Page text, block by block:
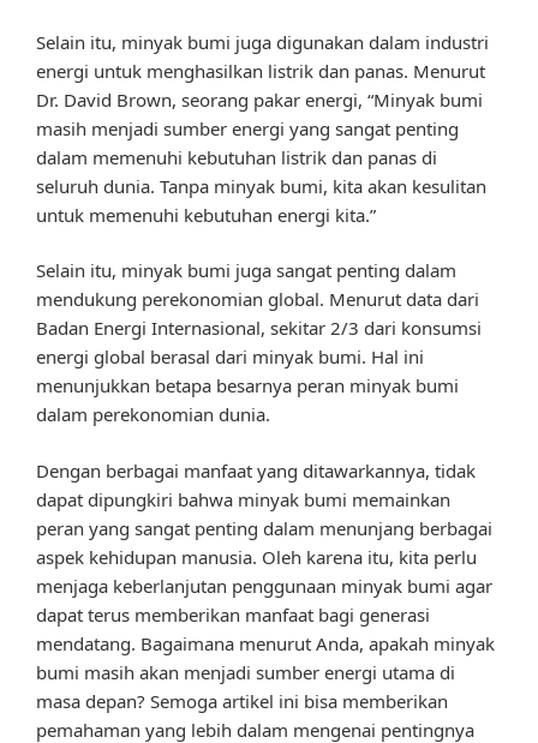
Selain itu, minyak bumi juga digunakan dalam industri
energi untuk menghasilkan listrik dan panas. Menurut
Dr. David Brown, seorang pakar energi, “Minyak bumi
masih menjadi sumber energi yang sangat penting
dalam memenuhi kebutuhan listrik dan panas di
seluruh dunia. Tanpa minyak bumi, kita akan kesulitan
untuk memenuhi kebutuhan energi kita.”
Selain itu, minyak bumi juga sangat penting dalam
mendukung perekonomian global. Menurut data dari
Badan Energi Internasional, sekitar 2/3 dari konsumsi
energi global berasal dari minyak bumi. Hal ini
menunjukkan betapa besarnya peran minyak bumi
dalam perekonomian dunia.
Dengan berbagai manfaat yang ditawarkannya, tidak
dapat dipungkiri bahwa minyak bumi memainkan
peran yang sangat penting dalam menunjang berbagai
aspek kehidupan manusia. Oleh karena itu, kita perlu
menjaga keberlanjutan penggunaan minyak bumi agar
dapat terus memberikan manfaat bagi generasi
mendatang. Bagaimana menurut Anda, apakah minyak
bumi masih akan menjadi sumber energi utama di
masa depan? Semoga artikel ini bisa memberikan
pemahaman yang lebih dalam mengenai pentingnya